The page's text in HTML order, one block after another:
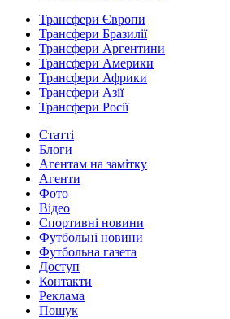
Трансфери Європи
Трансфери Бразилії
Трансфери Аргентини
Трансфери Америки
Трансфери Африки
Трансфери Азії
Трансфери Росії
Статті
Блоги
Агентам на замітку
Агенти
Фото
Відео
Спортивні новини
Футбольні новини
Футбольна газета
Доступ
Контакти
Реклама
Пошук